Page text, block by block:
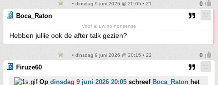
• dinsdag 9 juni 2026 @ 20:05 • 21
Boca_Raton
Voor al uw no nonsense
Hebben jullie ook de after talk gezien?
• dinsdag 9 juni 2026 @ 20:15 • 22
Firuze60
Op dinsdag 9 juni 2026 20:05 schreef Boca_Raton het